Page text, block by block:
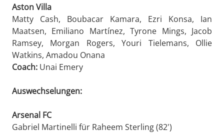
Aston Villa
Matty Cash, Boubacar Kamara, Ezri Konsa, Ian
Maatsen, Emiliano Martínez, Tyrone Mings, Jacob
Ramsey, Morgan Rogers, Youri Tielemans, Ollie
Watkins, Amadou Onana
Coach: Unai Emery
Auswechselungen:
Arsenal FC
Gabriel Martinelli für Raheem Sterling (82')